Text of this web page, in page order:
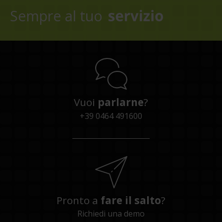
Sempre al tuo
Vuoi parlarne?
+39 0464 491600
Pronto a fare il salto?
Richiedi una demo